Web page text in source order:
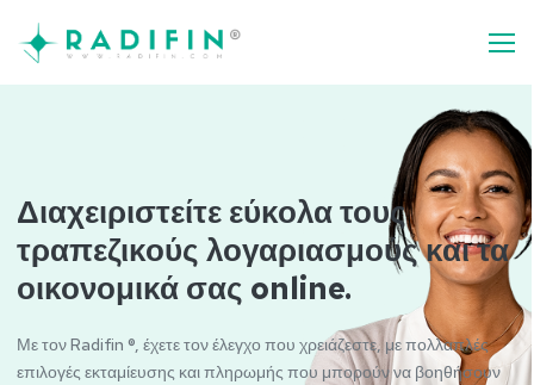
Διαχειριστείτε εύκολα τους
τραπεζικούς λογαριασμούς και τα
οικονομικά σας online.
Με τον Radifin ®, έχετε τον έλεγχο που χρειάζεστε, με πολλαπλές
επιλογές εκταμίευσης και πληρωμής που μπορούν να βοηθήσουν